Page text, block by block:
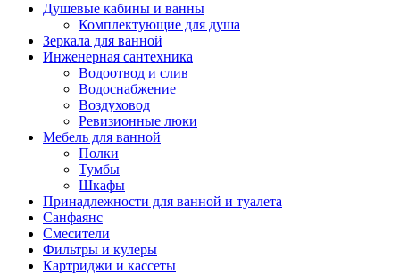
Душевые кабины и ванны
Комплектующие для душа
Зеркала для ванной
Инженерная сантехника
Водоотвод и слив
Водоснабжение
Воздуховод
Ревизионные люки
Мебель для ванной
Полки
Тумбы
Шкафы
Принадлежности для ванной и туалета
Санфаянс
Смесители
Фильтры и кулеры
Картриджи и кассеты